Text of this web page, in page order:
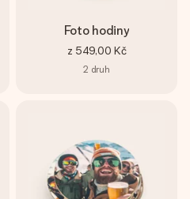
Foto hodiny
z 549,00 Kč
2 druh